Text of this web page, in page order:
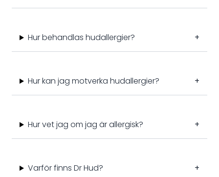
Hur behandlas hudallergier? +
Hur kan jag motverka hudallergier? +
Hur vet jag om jag är allergisk? +
Varför finns Dr Hud? +